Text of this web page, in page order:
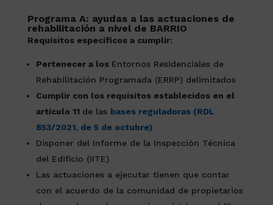
Programa A: ayudas a las actuaciones de
rehabilitación a nivel de BARRIO
Requisitos específicos a cumplir:
Pertenecer a los Entornos Residenciales de
Rehabilitación Programada (ERRP) delimitados
Cumplir con los requisitos establecidos en el
artículo 11 de las bases reguladoras (RDL
853/2021, de 5 de octubre)
Disponer del Informe de la Inspección Técnica
del Edificio (IITE)
Las actuaciones a ejecutar tienen que contar
con el acuerdo de la comunidad de propietarios